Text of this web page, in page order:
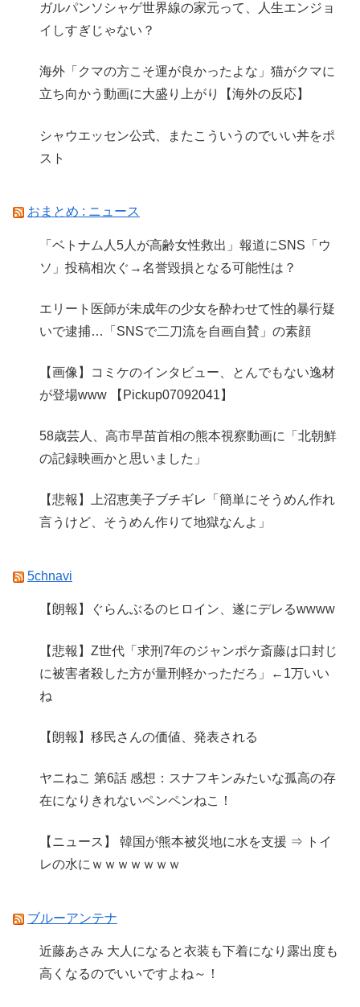
ガルパンソシャゲ世界線の家元って、人生エンジョ
イしすぎじゃない？
海外「クマの方こそ運が良かったよな」猫がクマに
立ち向かう動画に大盛り上がり【海外の反応】
シャウエッセン公式、またこういうのでいい丼をポ
スト
おまとめ : ニュース
「ベトナム人5人が高齢女性救出」報道にSNS「ウ
ソ」投稿相次ぐ→名誉毀損となる可能性は？
エリート医師が未成年の少女を酔わせて性的暴行疑
いで逮捕…「SNSで二刀流を自画自賛」の素顔
【画像】コミケのインタビュー、とんでもない逸材
が登場www 【Pickup07092041】
58歳芸人、高市早苗首相の熊本視察動画に「北朝鮮
の記録映画かと思いました」
【悲報】上沼恵美子ブチギレ「簡単にそうめん作れ
言うけど、そうめん作りて地獄なんよ」
5chnavi
【朗報】ぐらんぶるのヒロイン、遂にデレるwwww
【悲報】Z世代「求刑7年のジャンポケ斎藤は口封じ
に被害者殺した方が量刑軽かっただろ」←1万いい
ね
【朗報】移民さんの価値、発表される
ヤニねこ 第6話 感想：スナフキンみたいな孤高の存
在になりきれないペンペンねこ！
【ニュース】 韓国が熊本被災地に水を支援 ⇒ トイ
レの水にｗｗｗｗｗｗｗ
ブルーアンテナ
近藤あさみ 大人になると衣装も下着になり露出度も
高くなるのでいいですよね～！